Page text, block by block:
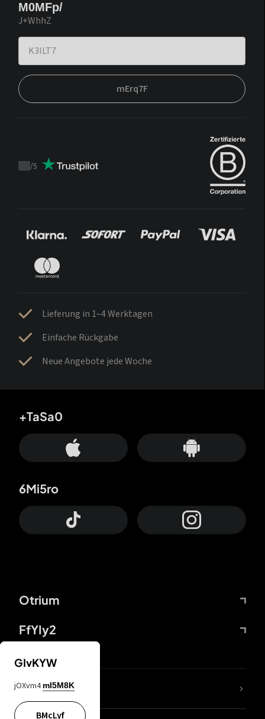
M0MFp/
J+WhhZ
mErq7F
Trustpilot
/5
Lieferung in 1–4 Werktagen
Einfache Rückgabe
Neue Angebote jede Woche
Otrium
FfYIy2
+TaSa0
6Mi5ro
DDcvSo
GIvKYW
jOXvm4 mI5M8K
BMcLyf